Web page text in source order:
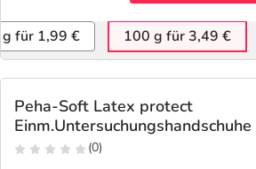
für 1,99 € 100 g für 3,49 €
Peha-Soft Latex protect
(0)